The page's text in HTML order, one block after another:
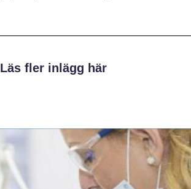
Läs fler inlägg här